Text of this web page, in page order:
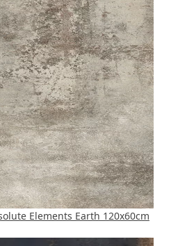
Elements Earth 120x60cm